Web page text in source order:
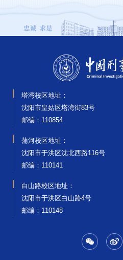
塔湾校区地址：
沈阳市皇姑区塔湾街83号
邮编‌：110854
蒲河校区地址：
沈阳市于洪区沈北西路116号
邮编‌：110141
白山路校区地址：
沈阳市于洪区白山路4号
邮编‌：110148